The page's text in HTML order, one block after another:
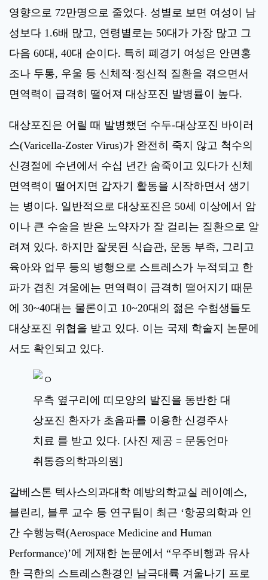
영향으로 72만명으로 줄었다. 성별로 보면 여성이 남
성보다 1.6배 많고, 연령별로는 50대가 가장 많고 그
다음 60대, 40대 순이다. 특히 폐경기 여성은 안면홍
조나 두통, 우울 등 신체적·정신적 질환을 겪으면서
면역력이 급격히 떨어져 대상포진 발병률이 높다.
대상포진은 어릴 때 발병했던 수두-대상포진 바이러
스(Varicella-Zoster Virus)가 완전히 죽지 않고 척수의
신경절에 수년에서 수십 년간 숨죽이고 있다가 신체
면역력이 떨어지면 갑자기 활동을 시작하면서 생기
는 병이다. 일반적으로 대상포진은 50세 이상에서 암
이나 큰 수술을 받은 노약자가 잘 걸리는 질환으로 알
려져 있다. 하지만 잘못된 식습관, 운동 부족, 그리고
육아와 업무 등의 병행으로 스트레스가 누적되고 한
파가 겹친 겨울에는 면역력이 급격히 떨어지기 때문
에 30~40대는 물론이고 10~20대의 젊은 수험생들도
대상포진 위협을 받고 있다. 이는 국제 학술지 논문에
서도 확인되고 있다.
우측 옆구리에 띠모양의 발진을 동반한 대
상포진 환자가 초음파를 이용한 신경주사
치료 를 받고 있다. [사진 제공 = 문동언마
취통증의학과의원]
갈베스톤 텍사스의과대학 예방의학교실 레이예스,
블린리, 블루 교수 등 연구팀이 최근 ‘항공의학과 인
간 수행능력(Aerospace Medicine and Human
Performance)’에 게재한 논문에서 “우주비행과 유사
한 극한의 스트레스환경인 남극대륙 겨울나기 프로